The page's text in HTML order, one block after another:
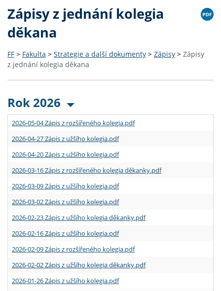
Zápisy z jednání kolegia
děkana
FF > Fakulta > Strategie a další dokumenty > Zápisy > Zápisy
z jednání kolegia děkana
Rok 2026
2026-05-04 Zápis z rozšířeného kolegia.pdf
2026-04-27 Zápis z užšího kolegia.pdf
2026-04-20 Zápis z užšího kolegia.pdf
2026-03-16 Zápis z rozšířeného kolegia děkanky.pdf
2026-03-09 Zápis z užšího kolegia.pdf
2026-03-02 Zápis z užšího kolegia.pdf
2026-02-23 Zápis z užšího kolegia děkanky.pdf
2026-02-16 Zápis z užšího kolegia.pdf
2026-02-09 Zápis z rozšířeného kolegia.pdf
2026-02-02 Zápis z užšího kolegia děkanky.pdf
2026-01-26 Zápis z užšího kolegia.pdf